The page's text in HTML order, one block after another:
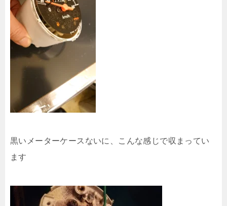
黒いメーターケースないに、こんな感じで収まってい
ます